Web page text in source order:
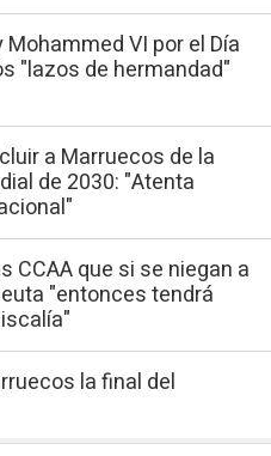
VI por el Día
"lazos de hermandad"
a Marruecos de la
de 2030: "Atenta
CCAA que si se niegan a
"entonces tendrá
la final del